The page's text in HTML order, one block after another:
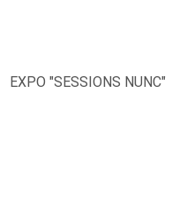
EXPO "SESSIONS NUNC"